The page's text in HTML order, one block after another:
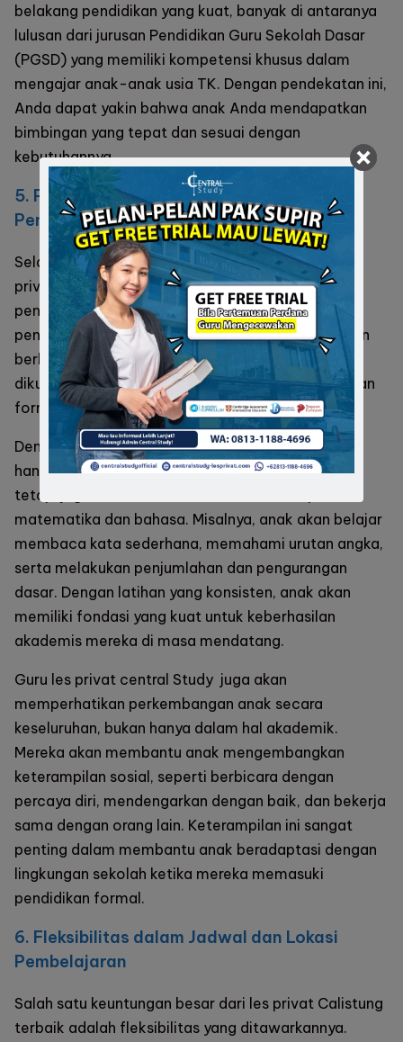
belakang pendidikan yang kuat, banyak di antaranya
lulusan dari jurusan Pendidikan Guru Sekolah Dasar
(PGSD) yang memiliki kompetensi khusus dalam
mengajar anak-anak usia TK. Dengan pendekatan ini,
Anda dapat yakin bahwa anak Anda mendapatkan
bimbingan yang tepat dan sesuai dengan
kebutuhannya.
5. Pengajaran yang Berfokus pada
Pengembangan Keterampilan Dasar
Selain menyesuaikan gaya belajar anak, guru
privat Calistung terbaikjuga berfokus pada
pengembangan keterampilan dasar yang sangat
penting bagi anak usia dini. Membaca, menulis, dan
berhitung adalah keterampilan dasar yang harus
dikuasai anak sebelum masuk ke jenjang pendidikan
formal yang lebih tinggi.
Dengan bimbingan yang tepat, anak-anak tidak
hanya diajarkan untuk mengenali huruf dan angka,
tetapi juga dilatih untuk memahami konsep dasar
matematika dan bahasa. Misalnya, anak akan belajar
membaca kata sederhana, memahami urutan angka,
serta melakukan penjumlahan dan pengurangan
dasar. Dengan latihan yang konsisten, anak akan
memiliki fondasi yang kuat untuk keberhasilan
akademis mereka di masa mendatang.
Guru les privat central Study juga akan
memperhatikan perkembangan anak secara
keseluruhan, bukan hanya dalam hal akademik.
Mereka akan membantu anak mengembangkan
keterampilan sosial, seperti berbicara dengan
percaya diri, mendengarkan dengan baik, dan bekerja
sama dengan orang lain. Keterampilan ini sangat
penting dalam membantu anak beradaptasi dengan
lingkungan sekolah ketika mereka memasuki
pendidikan formal.
6. Fleksibilitas dalam Jadwal dan Lokasi
Pembelajaran
Salah satu keuntungan besar dari les privat Calistung
terbaik adalah fleksibilitas yang ditawarkannya.